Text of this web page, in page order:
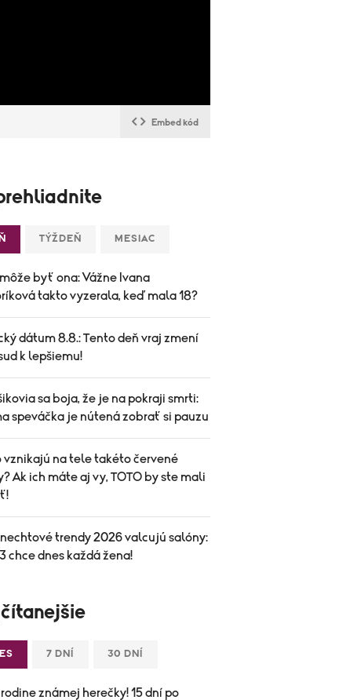
Embed kód
TÝŽDEŇ MESIAC
byť ona: Vážne Ivana
takto vyzerala, keď mala 18?
dátum 8.8.: Tento deň vraj zmení
k lepšiemu!
sa boja, že je na pokraji smrti:
speváčka je nútená zobrať si pauzu
vznikajú na tele takéto červené
Ak ich máte aj vy, TOTO by ste mali
trendy 2026 valcujú salóny:
chce dnes každá žena!
7 DNÍ 30 DNÍ
rodine známej herečky! 15 dní po